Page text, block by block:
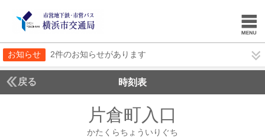
お知らせ 2件のお知らせがあります
戻る 時刻表
片倉町入口
かたくらちょういりぐち